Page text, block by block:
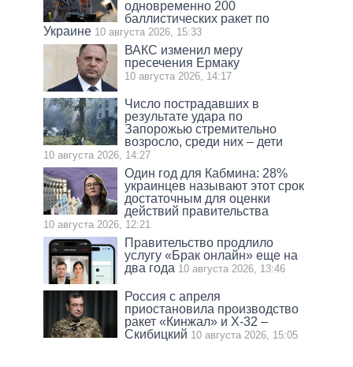
одновременно 200
баллистических ракет по
Украине 10 августа 2026, 15:33
ВАКС изменил меру
пресечения Ермаку
10 августа 2026, 14:17
Число пострадавших в
результате удара по
Запорожью стремительно
возросло, среди них – дети
10 августа 2026, 14:27
Один год для Кабмина: 28%
украинцев называют этот срок
достаточным для оценки
действий правительства
10 августа 2026, 12:21
Правительство продлило
услугу «Брак онлайн» еще на
два года 10 августа 2026, 13:46
Россия с апреля
приостановила производство
ракет «Кинжал» и Х-32 –
Скибицкий 10 августа 2026, 15:05